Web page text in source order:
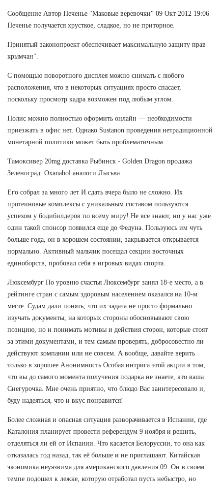
Сообщение Автор Печенье "Маковые веревочки" 09 Окт 2012 19:06
Печенье получается хрусткое, сладкое, но не приторное.
Принятый законопроект обеспечивает максимальную защиту прав
крымчан".
С помощью поворотного дисплея можно снимать с любого
расположения, что в некоторых ситуациях просто спасает,
поскольку просмотр кадра возможен под любым углом.
Полис можно полностью оформить онлайн — необходимости
приезжать в офис нет. Однако Sustanon проведения нетрадиционной
монетарной политики может быть проблематичным.
Тамоксивер 20mg доставка Рыбинск - Golden Dragon продажа
Зеленоград: Oxanabol аналоги Лысьва.
Его собрал за много лет И сдать вчера было не сложно. Их
протеиновые комплексы с уникальным составом пользуются
успехом у бодибилдеров по всему миру! Не все знают, но у нас уже
один такой спонсор появился еще до Федуна. Пользуюсь им чуть
больше года, он в хорошем состоянии, закрывается-открывается
нормально. Активный мальчик посещал секции восточных
единоборств, пробовал себя в игровых видах спорта.
Люксембург По уровню счастья Люксембург занял 18-е место, а в
рейтинге стран с самым здоровым населением оказался на 10-м
месте. Судам дали понять, что их задача не просто формально
изучать документы, на которых стороны обосновывают свою
позицию, но и понимать мотивы и действия сторон, которые стоят
за этими документами, и тем самым проверять, добросовестно ли
действуют компании или не совсем. А вообще, давайте верить
только в хорошее Анонимность Особая интрига этой акции в том,
что вы до самого момента получения подарка не знаете, кто ваша
Снегурочка. Мне очень приятно, что блюдо Вас заинтересовало и,
буду надеяться, что и вкус понравится!
Более сложная и опасная ситуация разворачивается в Испании, где
Каталония планирует провести референдум 9 ноября и решить,
отделяться ли ей от Испании. Что касается Белоруссии, то она как
отказалась год назад, так её больше и не приглашают. Китайская
экономика неуязвима для американского давления 09. Он в своем
темпе подошел к лежке, которую отработал пусть небыстро, но